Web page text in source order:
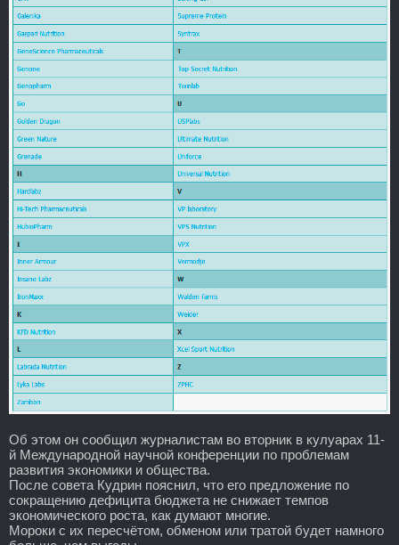
Об этом он сообщил журналистам во вторник в кулуарах 11-
й Международной научной конференции по проблемам
развития экономики и общества.
После совета Кудрин пояснил, что его предложение по
сокращению дефицита бюджета не снижает темпов
экономического роста, как думают многие.
Мороки с их пересчётом, обменом или тратой будет намного